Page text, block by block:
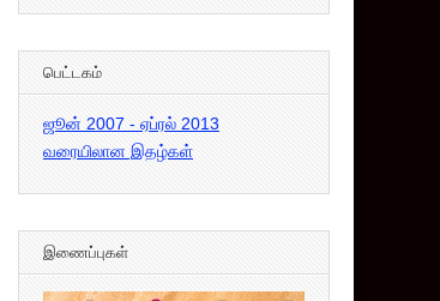
பெட்டகம்
ஜூன் 2007 - ஏப்ரல் 2013
வரையிலான இதழ்கள்
இணைப்புகள்